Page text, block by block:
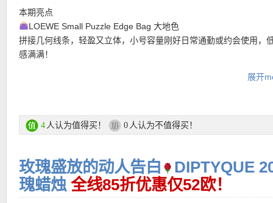
———-6折单品推荐 ———–
感的一件羽绒外套，短款设计干净利落，上身立刻显得整个人更挺
购买直达链接在此
本期亮点
LOEWE Small Puzzle Edge Bag 大地色
拼接几何线条，轻盈又立体，小号容量刚好日常通勤或约会使用，
感满满！
致感！
备！
6折活动区直达链接在此
展开
4 人认为值得买！ 0 人认为不值得买！
玫瑰盛放的动人告白
DIPTYQUE
瑰蜡烛 全线85折优惠仅52欧！